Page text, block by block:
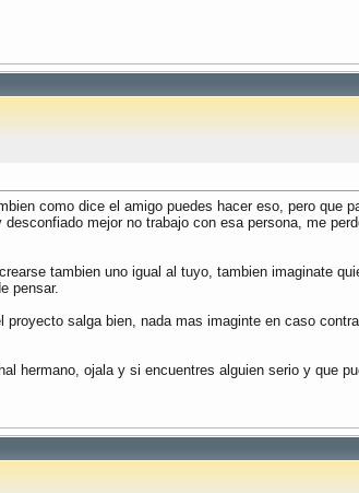
como dice el amigo puedes hacer eso, pero que
mejor no trabajo con esa persona, me
tambien uno igual al tuyo, tambien imaginate
pensar.
salga bien, nada mas imaginte en caso
hermano, ojala y si encuentres alguien serio y que